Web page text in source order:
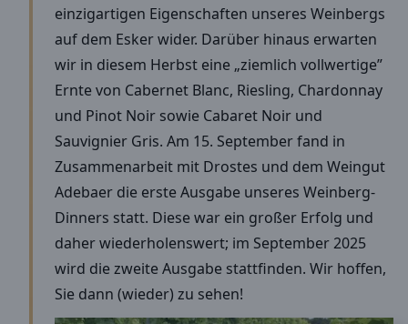
einzigartigen Eigenschaften unseres Weinbergs
auf dem Esker wider. Darüber hinaus erwarten
wir in diesem Herbst eine „ziemlich vollwertige”
Ernte von Cabernet Blanc, Riesling, Chardonnay
und Pinot Noir sowie Cabaret Noir und
Sauvignier Gris. Am 15. September fand in
Zusammenarbeit mit Drostes und dem Weingut
Adebaer die erste Ausgabe unseres Weinberg-
Dinners statt. Diese war ein großer Erfolg und
daher wiederholenswert; im September 2025
wird die zweite Ausgabe stattfinden. Wir hoffen,
Sie dann (wieder) zu sehen!